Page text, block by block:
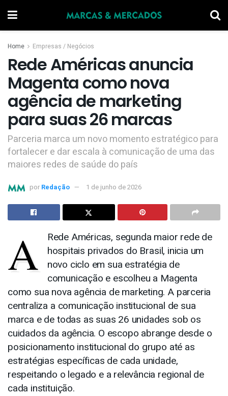
Home Empresas / Negócios
Rede Américas anuncia
Magenta como nova
agência de marketing
para suas 26 marcas
Parceria marca um novo momento estratégico para
fortalecer e dar escala à comunicação de uma das
maiores redes de saúde do país
por Redação 1 de junho de 2026
A
Rede Américas, segunda maior rede de
hospitais privados do Brasil, inicia um
novo ciclo em sua estratégia de
comunicação e escolheu a Magenta
como sua nova agência de marketing. A parceria
centraliza a comunicação institucional de sua
marca e de todas as suas 26 unidades sob os
cuidados da agência. O escopo abrange desde o
posicionamento institucional do grupo até as
estratégias específicas de cada unidade,
respeitando o legado e a relevância regional de
cada instituição.